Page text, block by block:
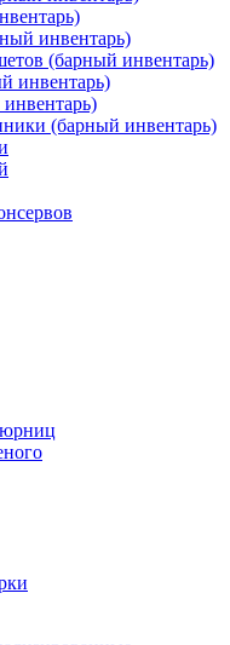
инвентарь)
(барный инвентарь)
инвентарь)
(барный инвентарь)